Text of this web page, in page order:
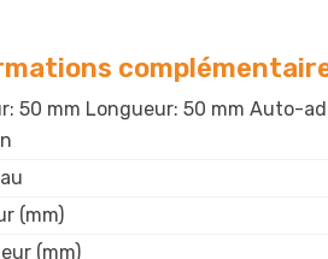
50 mm Longueur: 50 mm Auto-
(mm)
(mm)